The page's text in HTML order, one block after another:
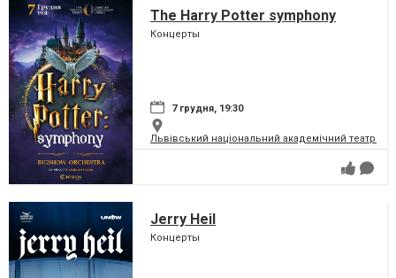
The Harry Potter symphony
Концерты
7 грудня, 19:30
Львівський національний академічний театр
Jerry Heil
Концерты